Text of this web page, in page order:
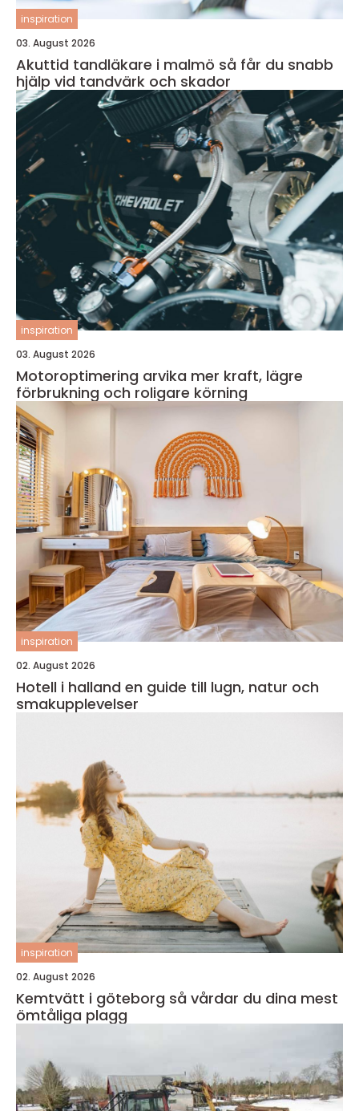
inspiration
03. August 2026
Akuttid tandläkare i malmö så får du snabb
hjälp vid tandvärk och skador
inspiration
03. August 2026
Motoroptimering arvika mer kraft, lägre
förbrukning och roligare körning
inspiration
02. August 2026
Hotell i halland en guide till lugn, natur och
smakupplevelser
inspiration
02. August 2026
Kemtvätt i göteborg så vårdar du dina mest
ömtåliga plagg